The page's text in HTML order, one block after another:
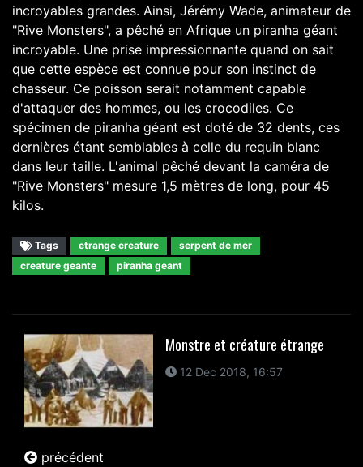
incroyables grandes. Ainsi, Jérémy Wade, animateur de
"Rive Monsters", a pêché en Afrique un piranha géant
incroyable. Une prise impressionnante quand on sait
que cette espèce est connue pour son instinct de
chasseur. Ce poisson serait notamment capable
d'attaquer des hommes, ou les crocodiles. Ce
spécimen de piranha géant est doté de 32 dents, ces
dernières étant semblables à celle du requin blanc
dans leur taille. L'animal pêché devant la caméra de
"Rive Monsters" mesure 1,5 mètres de long, pour 45
kilos.
Tags etrange creature
serpent de mer
creature geante
piranha geant
Monstre et créature étrange
12 Dec 2018, 16:57
précédent